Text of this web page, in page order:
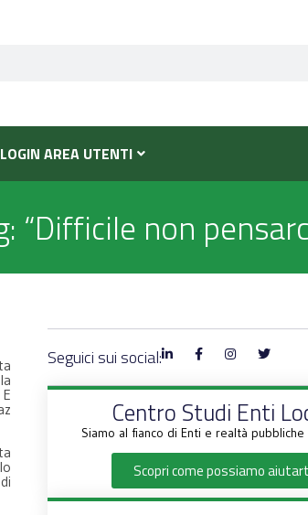
LOGIN AREA UTENTI
“Difficile non
Seguici sui social:
Centro Studi Enti
Siamo al fianco di Enti e realtà
Scopri come possiamo